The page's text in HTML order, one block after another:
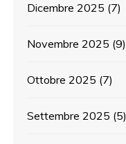
Dicembre 2025 (7)
Novembre 2025 (9)
Ottobre 2025 (7)
Settembre 2025 (5)